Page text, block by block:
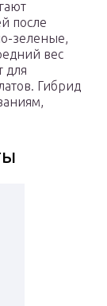
после
зеленые,
вес
для
Гибрид